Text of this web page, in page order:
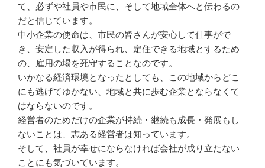
て、必ずや社員や市民に、そして地域全体へと伝わるの
だと信じています。
中小企業の使命は、市民の皆さんが安心して仕事がで
き、安定した収入が得られ、定住できる地域とするため
の、雇用の場を死守することなのです。
いかなる経済環境となったとしても、この地域からどこ
にも逃げてゆかない、地域と共に歩む企業とならなくて
はならないのです。
経営者のためだけの企業が持続・継続も成長・発展もし
ないことは、志ある経営者は知っています。
そして、社員が幸せにならなければ会社が成り立たない
ことにも気づいています。